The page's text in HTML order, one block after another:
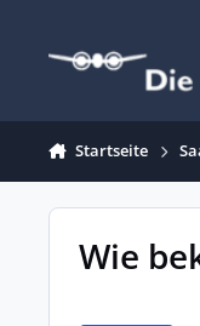
Startseite
Wie